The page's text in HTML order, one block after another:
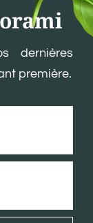
dernières
première.